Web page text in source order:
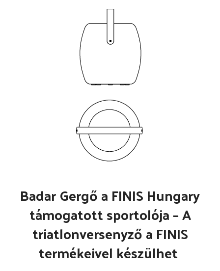
Badar Gergő a FINIS Hungary
támogatott sportolója – A
triatlonversenyző a FINIS
termékeivel készülhet